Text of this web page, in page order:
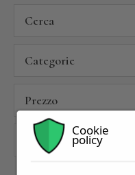
Cerca
Categorie
Prezzo
Residenze
Cookie
policy